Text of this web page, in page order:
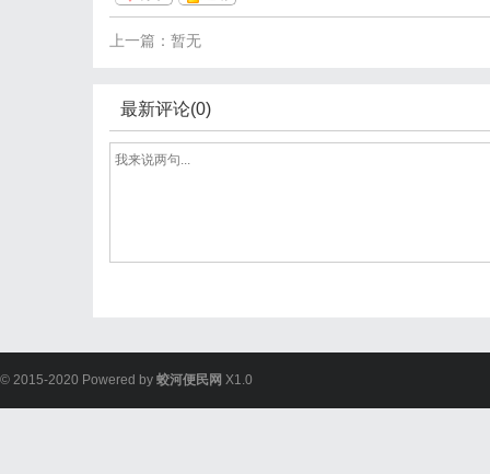
上一篇：暂无
最新评论(0)
© 2015-2020 Powered by 蛟河便民网 X1.0